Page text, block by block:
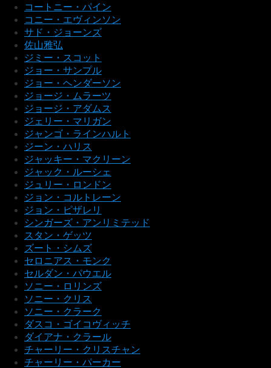
コートニー・パイン
コニー・エヴィンソン
サド・ジョーンズ
佐山雅弘
ジミー・スコット
ジョー・サンプル
ジョー・ヘンダーソン
ジョージ・ムラーツ
ジョージ・アダムス
ジェリー・マリガン
ジャンゴ・ラインハルト
ジーン・ハリス
ジャッキー・マクリーン
ジャック・ルーシェ
ジュリー・ロンドン
ジョン・コルトレーン
ジョン・ピザレリ
シンガーズ・アンリミテッド
スタン・ゲッツ
ズート・シムズ
セロニアス・モンク
セルダン・パウエル
ソニー・ロリンズ
ソニー・クリス
ソニー・クラーク
ダスコ・ゴイコヴィッチ
ダイアナ・クラール
チャーリー・クリスチャン
チャーリー・パーカー